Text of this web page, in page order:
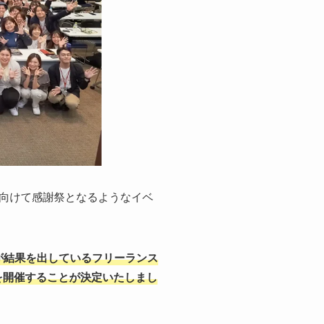
けて感謝祭となるようなイベ
果を出しているフリーランス
催することが決定いたしまし